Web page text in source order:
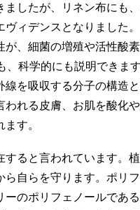
ましたが、リネン布にも
ヴィデンスとなりました。
、細菌の増殖や活性酸
科学的にも説明できま
を吸収する分子の構造
われる皮膚、お肌を酸化
す。
ると言われています。
自らを守ります。ポリ
のポリフェノールであ